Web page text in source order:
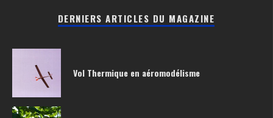
DERNIERS ARTICLES DU MAGAZINE
Vol Thermique en aéromodélisme